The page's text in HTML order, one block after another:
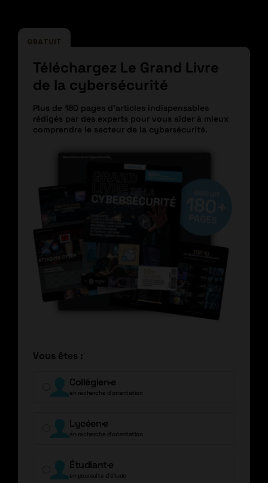
GRATUIT
Téléchargez Le Grand Livre
de la cybersécurité
Plus de 180 pages d’articles indispensables
rédigés par des experts pour vous aider à mieux
comprendre le secteur de la cybersécurité.
Vous êtes :
Collégien·e
en recherche d’orientation
Lycéen·e
en recherche d’orientation
Étudiant·e
en poursuite d’étude